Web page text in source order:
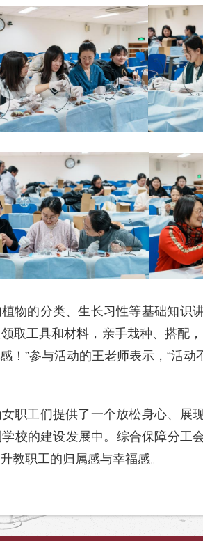
物的分类、生长习性等基础知识
取工具和材料，亲手栽种、搭配
！”参与活动的王老师表示，“活
职工们提供了一个放松身心、展
校的建设发展中。综合保障分工
教职工的归属感与幸福感。